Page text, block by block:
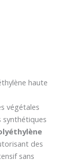
haute
végétales
synthétiques
des
sans